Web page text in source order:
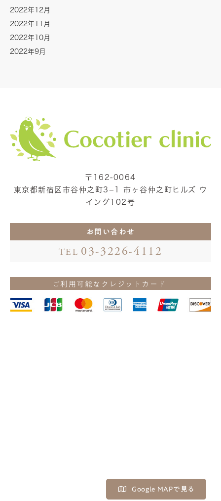
2022年12月
2022年11月
2022年10月
2022年9月
〒162-0064
東京都新宿区市谷仲之町3−1 市ヶ谷仲之町ヒルズ ウ
イング102号
お問い合わせ
TEL 03-3226-4112
ご利用可能なクレジットカード
Google MAPで見る